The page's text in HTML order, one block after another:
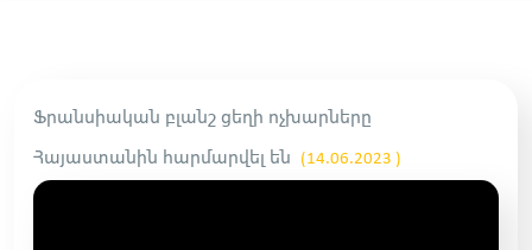
Ֆրանսիական բլանշ ցեղի ոչխարները
Հայաստանին հարմարվել են
(14.06.2023 )